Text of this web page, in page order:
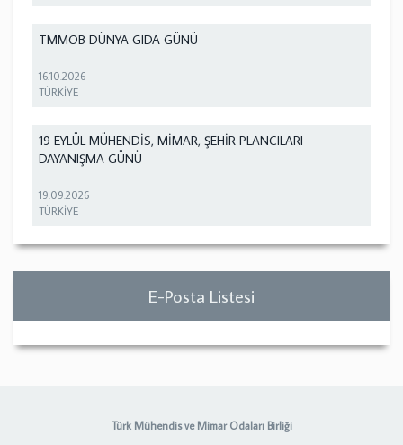
TMMOB DÜNYA GIDA GÜNÜ
16.10.2026
TÜRKİYE
19 EYLÜL MÜHENDİS, MİMAR, ŞEHİR PLANCILARI
DAYANIŞMA GÜNÜ
19.09.2026
TÜRKİYE
E-Posta Listesi
Türk Mühendis ve Mimar Odaları Birliği